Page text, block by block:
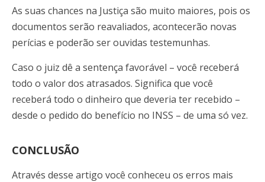
As suas chances na Justiça são muito maiores, pois os
documentos serão reavaliados, acontecerão novas
perícias e poderão ser ouvidas testemunhas.
Caso o juiz dê a sentença favorável – você receberá
todo o valor dos atrasados. Significa que você
receberá todo o dinheiro que deveria ter recebido –
desde o pedido do benefício no INSS – de uma só vez.
CONCLUSÃO
Através desse artigo você conheceu os erros mais